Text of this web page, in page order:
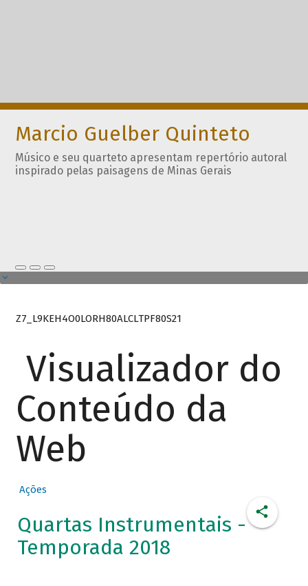
Marcio Guelber Quinteto
Músico e seu quarteto apresentam repertório autoral
inspirado pelas paisagens de Minas Gerais
Z7_L9KEH4O0LORH80ALCLTPF80S21
Visualizador do
Conteúdo da
Web
Ações
Quartas Instrumentais -
Temporada 2018